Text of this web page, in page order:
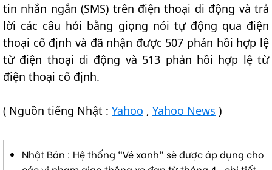
tin nhắn ngắn (SMS) trên điện thoại di động và trả
lời các câu hỏi bằng giọng nói tự động qua điện
thoại cố định và đã nhận được 507 phản hồi hợp lệ
từ điện thoại di động và 513 phản hồi hợp lệ từ
điện thoại cố định.
( Nguồn tiếng Nhật : Yahoo , Yahoo News )
Nhật Bản : Hệ thống "Vé xanh" sẽ được áp dụng cho